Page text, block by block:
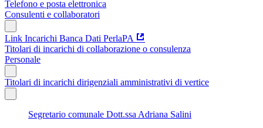
Telefono e posta elettronica
Consulenti e collaboratori
Link Incarichi Banca Dati PerlaPA
Titolari di incarichi di collaborazione o consulenza
Personale
Titolari di incarichi dirigenziali amministrativi di vertice
Segretario comunale Dott.ssa Adriana Salini